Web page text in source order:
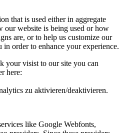
that is used either in aggregate
our website is being used or how
are, or to help us customize our
order to enhance your experience.
your visist to our site you can
here:
zu aktivieren/deaktivieren.
like Google Webfonts,